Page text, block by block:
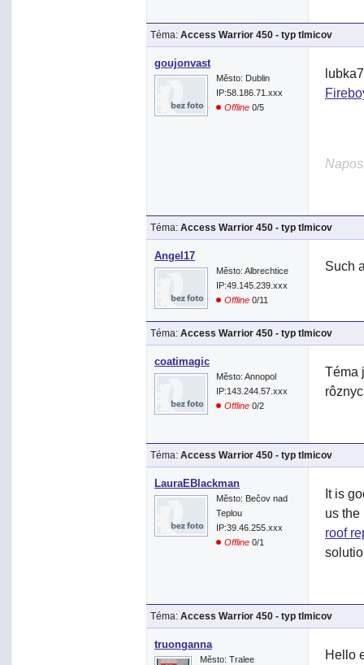
Téma: Access Warrior 450 - typ tlmicov
goujonvast
Město: Dublin
IP:58.186.71.xxx
Offline 0/5
Téma: Access Warrior 450 - typ tlmicov
Angel17
Město: Albrechtice
IP:49.145.239.xxx
Offline 0/11
Such
Téma: Access Warrior 450 - typ tlmicov
coatimagic
Město: Annopol
IP:143.244.57.xxx
Offline 0/2
Téma
Téma: Access Warrior 450 - typ tlmicov
LauraEBlackman
Město: Bečov nad
Teplou
IP:39.46.255.xxx
Offline 0/1
It is
us the
roof
Téma: Access Warrior 450 - typ tlmicov
truonganna
Město: Tralee
Hello